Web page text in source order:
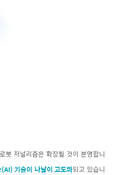
봇 저널리즘은 확장될 것이 분명합니
기술이 나날이 고도화되고 있습니